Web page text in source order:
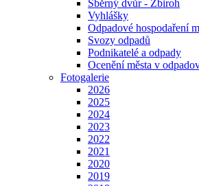
Sběrný dvůr - Zbiroh
Vyhlášky
Odpadové hospodaření
Svozy odpadů
Podnikatelé a odpady
Ocenění města v
Fotogalerie
2026
2025
2024
2023
2022
2021
2020
2019